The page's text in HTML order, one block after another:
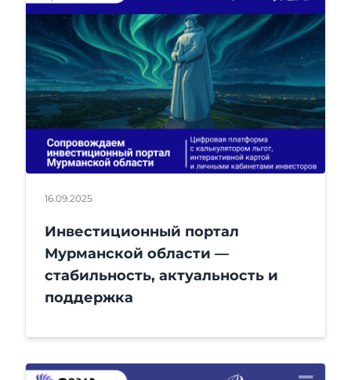
16.09.2025
Инвестиционный портал
Мурманской области —
стабильность, актуальность и
поддержка